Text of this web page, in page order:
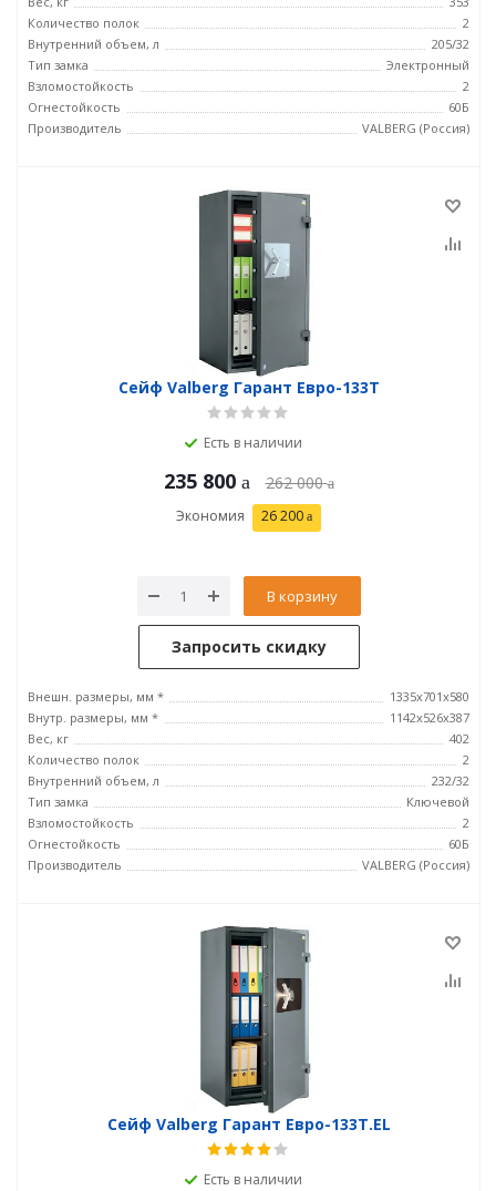
Количество полок
2
Внутренний объем, л
205/32
Тип замка
Электронный
Взломостойкость
2
Огнестойкость
60Б
Производитель
VALBERG (Россия)
Сейф Valberg Гарант Евро-133Т
Есть в наличии
235 800 262 000
Экономия 26 200
В корзину
Запросить скидку
Внешн. размеры, мм *
1335x701x580
Внутр. размеры, мм *
1142х526х387
Вес, кг
402
Количество полок
2
Внутренний объем, л
232/32
Тип замка
Ключевой
Взломостойкость
2
Огнестойкость
60Б
Производитель
VALBERG (Россия)
Сейф Valberg Гарант Евро-133Т.EL
Есть в наличии